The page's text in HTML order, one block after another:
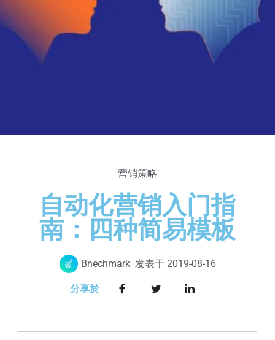
营销策略
自动化营销入门指
南：四种简易模板
Bnechmark 发表于 2019-08-16
分享於